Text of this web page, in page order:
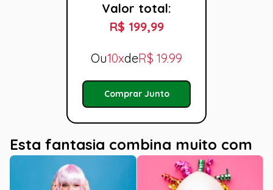
Valor total:
R$ 199,99
Ou10xdeR$ 19.99
Comprar Junto
Esta fantasia combina muito com